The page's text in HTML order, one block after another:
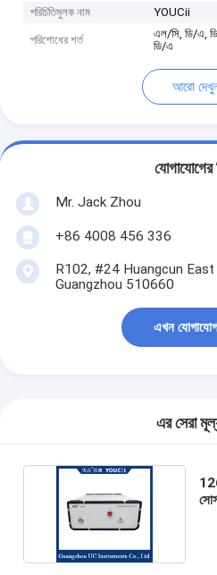
পরিচিতিমুলক নাম
YOUCii
পরিশোধের শর্ত
এল/সি, ডি/এ, ডি/
ডি/এ
আরো
যোগাযোগের
Mr. Jack Zhou
+86 4008 456 336
R102, #24 Huangcun
Guangzhou 510660
এখন
এর সেরা